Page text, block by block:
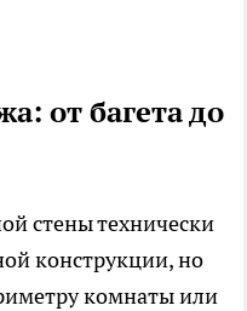
от багета до
стены технически
конструкции, но
комнаты или